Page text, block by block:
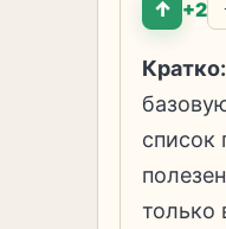
↑ +2
Кратко:
список
только